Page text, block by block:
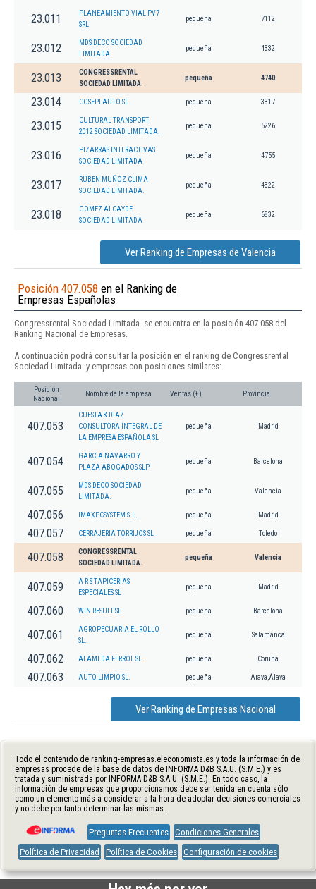
23.011
PLANEAMIENTO VIAL PV7
SRL
pequeña 7112
23.012
MDS DECO SOCIEDAD
LIMITADA.
pequeña 4332
23.013
CONGRESSRENTAL
SOCIEDAD LIMITADA.
pequeña 4740
23.014 COSEPLAUTO SL pequeña 3317
23.015
CULTURAL TRANSPORT
2012 SOCIEDAD LIMITADA.
pequeña 5226
23.016
PIZARRAS INTERACTIVAS
SOCIEDAD LIMITADA
pequeña 4755
23.017
RUBEN MUÑOZ CLIMA
SOCIEDAD LIMITADA.
pequeña 4322
23.018
GOMEZ ALCAYDE
SOCIEDAD LIMITADA
pequeña 6832
Ver Ranking de Empresas de Valencia
Posición 407.058 en el Ranking de
Empresas Españolas
Congressrental Sociedad Limitada. se encuentra en la posición 407.058 del
Ranking Nacional de Empresas.
A continuación podrá consultar la posición en el ranking de Congressrental
Sociedad Limitada. y empresas con posiciones similares:
Posición
Nacional
Nombre de la empresa Ventas (€) Provincia
407.053
CUESTA & DIAZ
CONSULTORA INTEGRAL DE
LA EMPRESA ESPAÑOLA SL
pequeña Madrid
407.054
GARCIA NAVARRO Y
PLAZA ABOGADOS SLP
pequeña Barcelona
407.055
MDS DECO SOCIEDAD
LIMITADA.
pequeña Valencia
407.056 IMAXPCSYSTEM S.L. pequeña Madrid
407.057 CERRAJERIA TORRIJOS SL pequeña Toledo
407.058
CONGRESSRENTAL
SOCIEDAD LIMITADA.
pequeña Valencia
407.059
A R S TAPICERIAS
ESPECIALES SL
pequeña Madrid
407.060 WIN RESULT SL pequeña Barcelona
407.061
AGROPECUARIA EL ROLLO
SL.
pequeña Salamanca
407.062 ALAMEDA FERROL SL pequeña Coruña
407.063 AUTO LIMPIO SL. pequeña Arava,Álava
Ver Ranking de Empresas Nacional
Todo el contenido de ranking-empresas.eleconomista.es y toda la información de
empresas procede de la base de datos de INFORMA D&B S.A.U. (S.M.E.) y es
tratada y suministrada por INFORMA D&B S.A.U. (S.M.E.). En todo caso, la
información de empresas que proporcionamos debe ser tenida en cuenta sólo
como un elemento más a considerar a la hora de adoptar decisiones comerciales
y no debe por tanto determinar las mismas.
Preguntas Frecuentes Condiciones Generales
Política de Privacidad
Política de Cookies Configuración de cookies